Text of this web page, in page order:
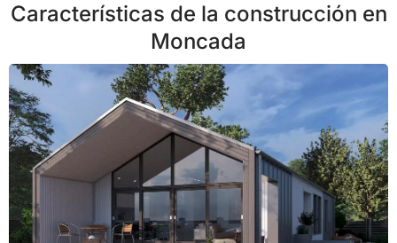
Características de la construcción en
Moncada